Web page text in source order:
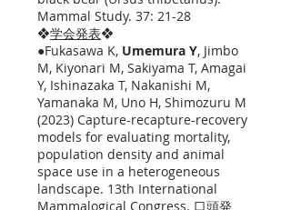
Mammal Study. 37: 21-28
❖学会発表❖
●Fukasawa K, Umemura Y, Jimbo
M, Kiyonari M, Sakiyama T, Amagai
Y, Ishinazaka T, Nakanishi M,
Yamanaka M, Uno H, Shimozuru M
(2023) Capture-recapture-recovery
models for evaluating mortality,
population density and animal
space use in a heterogeneous
landscape. 13th International
Mammalogical Congress. 口頭発